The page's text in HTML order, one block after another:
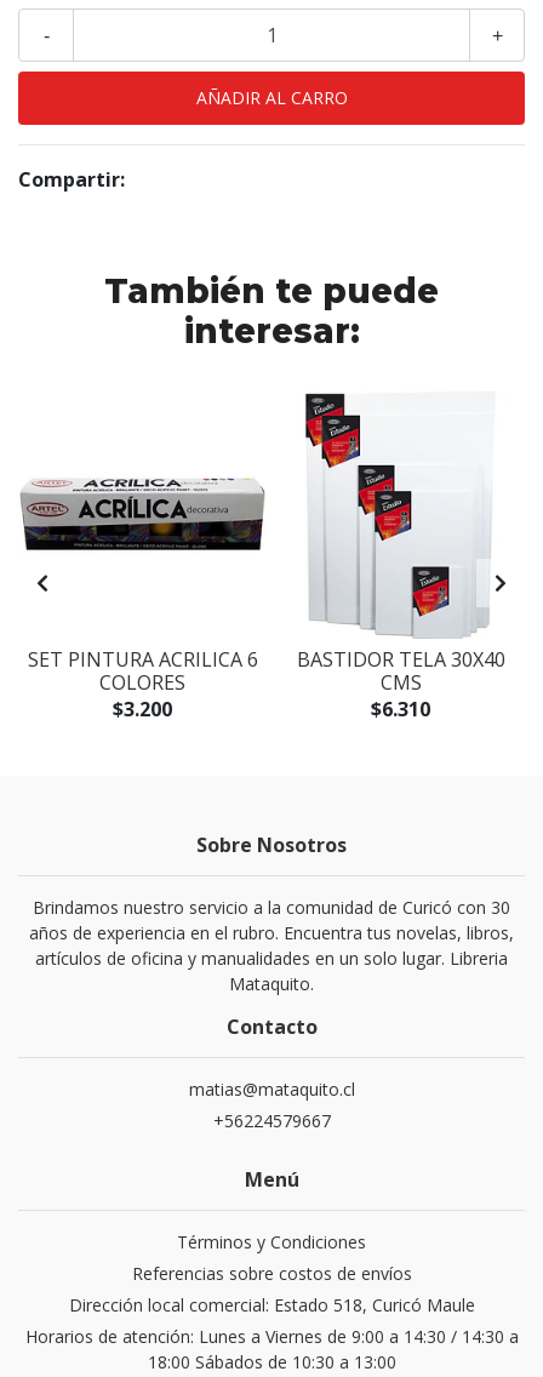
+
-
Compartir:
También te puede
interesar:
SET PINTURA ACRILICA 6
COLORES
$3.200
BASTIDOR TELA 30X40
CMS
$6.310
Sobre Nosotros
Brindamos nuestro servicio a la comunidad de Curicó con 30
años de experiencia en el rubro. Encuentra tus novelas, libros,
artículos de oficina y manualidades en un solo lugar. Libreria
Mataquito.
Contacto
matias@mataquito.cl
+56224579667
Menú
Términos y Condiciones
Referencias sobre costos de envíos
Dirección local comercial: Estado 518, Curicó Maule
Horarios de atención: Lunes a Viernes de 9:00 a 14:30 / 14:30 a
18:00 Sábados de 10:30 a 13:00